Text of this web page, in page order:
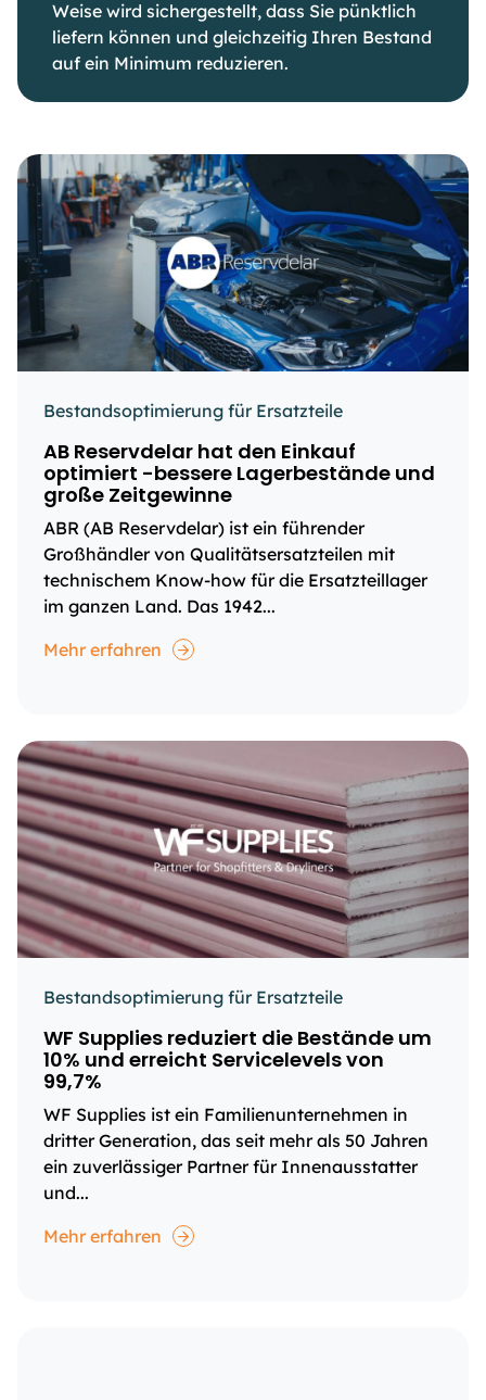
Weise wird sichergestellt, dass Sie pünktlich
liefern können und gleichzeitig Ihren Bestand
auf ein Minimum reduzieren.
Bestandsoptimierung für Ersatzteile
AB Reservdelar hat den Einkauf
optimiert -bessere Lagerbestände und
große Zeitgewinne
ABR (AB Reservdelar) ist ein führender
Großhändler von Qualitätsersatzteilen mit
technischem Know-how für die Ersatzteillager
im ganzen Land. Das 1942...
Mehr erfahren
Bestandsoptimierung für Ersatzteile
WF Supplies reduziert die Bestände um
10% und erreicht Servicelevels von
99,7%
WF Supplies ist ein Familienunternehmen in
dritter Generation, das seit mehr als 50 Jahren
ein zuverlässiger Partner für Innenausstatter
und...
Mehr erfahren